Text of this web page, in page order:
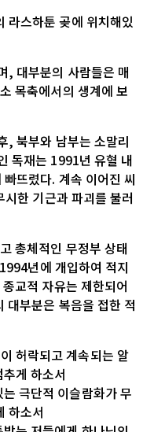
라스하툰 곶에 위치해있
, 대부분의 사람들은 매
목축에서의 생계에 보
, 북부와 남부는 소말리
독재는 1991년 유혈 내
뜨렸다. 계속 이어진 씨
한 기근과 파괴를 불러
총체적인 무정부 상태
년에 개입하여 적지
교적 자유는 제한되어
대부분은 복음을 접한 적
허락되고 계속되는 알
게 하소서
극단적 이슬람화가 무
하소서